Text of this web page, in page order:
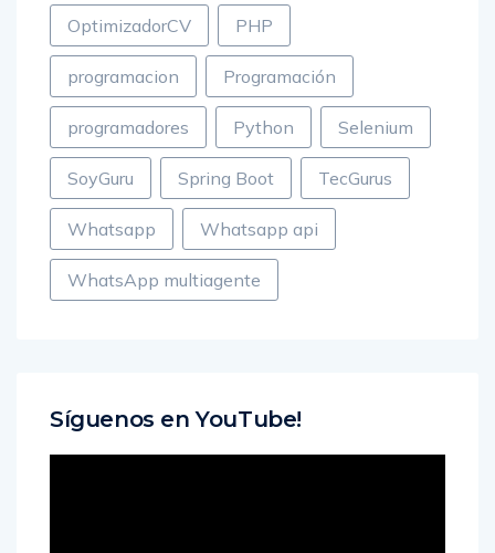
OptimizadorCV PHP
programacion Programación
programadores Python Selenium
SoyGuru Spring Boot TecGurus
Whatsapp Whatsapp api
WhatsApp multiagente
Síguenos en YouTube!